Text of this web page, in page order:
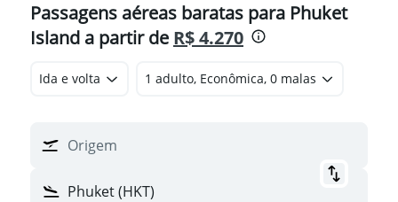
Passagens aéreas baratas para Phuket
Island a partir de R$ 4.270
Ida e volta 1 adulto, Econômica, 0 malas
Origem
Phuket (HKT)